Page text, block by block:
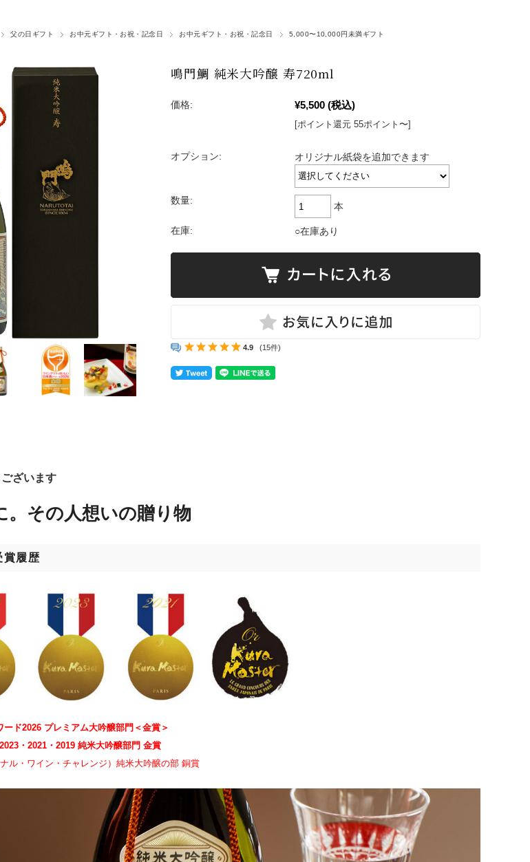
父の日ギフト お中元ギフト・お祝・記念日 お中元ギフト・お祝・記念日
5,000〜10,000円未満ギフト
鳴門鯛 純米大吟醸 寿720ml
価格: ¥5,500 (税込)
[ポイント還元 55ポイント〜]
オプション: オリジナル紙袋を追加できます
数量:
本
在庫: ○在庫あり
4.9 (15件)
ざいます
。その人想いの贈り物
賞履歴
ド2026 プレミアム大吟醸部門＜金賞＞
・2021・2019 純米大吟醸部門 金賞
ル・ワイン・チャレンジ）純米大吟醸の部 銅賞